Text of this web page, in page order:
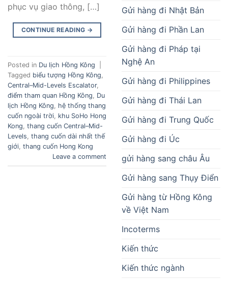
phục vụ giao thông, […]
CONTINUE READING →
Posted in Du lịch Hồng Kông
Tagged biểu tượng Hồng Kông
Central–Mid-Levels Escalator,
điểm tham quan Hồng Kông
Du
lịch Hồng Kông
hệ thống thang
cuốn ngoài trời khu SoHo Hong
Kong thang cuốn Central–Mid-
Levels thang cuốn dài nhất thế
giới thang cuốn Hong Kong
Leave a comment
Gửi hàng đi Nhật Bản
Gửi hàng đi Phần Lan
Gửi hàng đi Pháp tại
Nghệ An
Gửi hàng đi Philippines
Gửi hàng đi Thái Lan
Gửi hàng đi Trung Quốc
Gửi hàng đi Úc
gửi hàng sang châu Âu
Gửi hàng sang Thụy Điển
Gửi hàng từ Hồng Kông
về Việt Nam
Incoterms
Kiến thức
Kiến thức ngành